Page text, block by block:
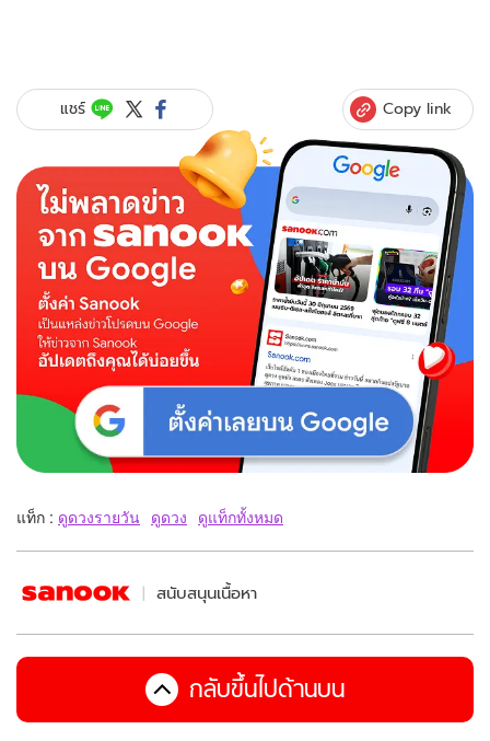
แชร์ Copy link
แท็ก : ดูดวงรายวัน ดูดวง ดูแท็กทั้งหมด
สนับสนุนเนื้อหา
กลับขึ้นไปด้านบน